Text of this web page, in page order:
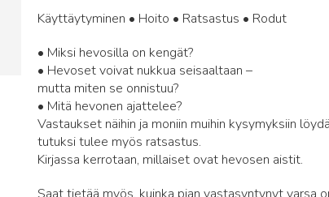
Käyttäytyminen • Hoito • Ratsastus • Rodut
• Miksi hevosilla on kengät?
• Hevoset voivat nukkua seisaaltaan –
mutta miten se onnistuu?
• Mitä hevonen ajattelee?
Vastaukset näihin ja moniin muihin kysymyksiin
tutuksi tulee myös ratsastus.
Kirjassa kerrotaan, millaiset ovat hevosen aistit.